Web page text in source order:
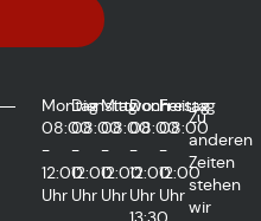
Montag
08:00
-
12:00
Uhr
Dienstag
08:00
-
12:00
Uhr
Mittwoch
08:00
-
12:00
Uhr
Donnerstag
08:00
-
12:00
Uhr
Freitag
08:00
-
12:00
Uhr
Zu
anderen
Zeiten
stehen
wir